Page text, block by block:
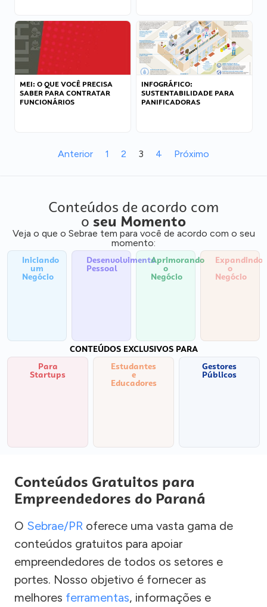
MEI: O QUE VOCÊ PRECISA
SABER PARA CONTRATAR
FUNCIONÁRIOS
INFOGRÁFICO:
SUSTENTABILIDADE PARA
PANIFICADORAS
Anterior 1 2 3 4 Próximo
Conteúdos de acordo com
o seu Momento
Veja o que o Sebrae tem para você de acordo com o seu
momento:
Iniciando
um
Negócio
Desenvolvimento
Pessoal
Aprimorando
o
Negócio
Expandindo
o
Negócio
CONTEÚDOS EXCLUSIVOS PARA
Para
Startups
Estudantes
e
Educadores
Gestores
Públicos
Conteúdos Gratuitos para
Empreendedores do Paraná
O Sebrae/PR oferece uma vasta gama de
conteúdos gratuitos para apoiar
empreendedores de todos os setores e
portes. Nosso objetivo é fornecer as
melhores ferramentas, informações e